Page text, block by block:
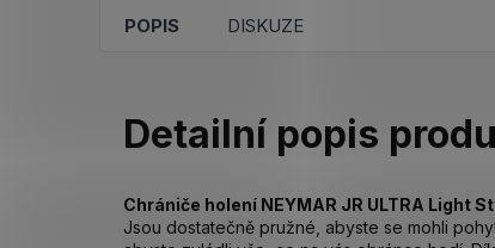
POPIS DISKUZE
Detailní popis
Chrániče holení NEYMAR JR ULTRA Light
Jsou dostatečně pružné, abyste se mohli